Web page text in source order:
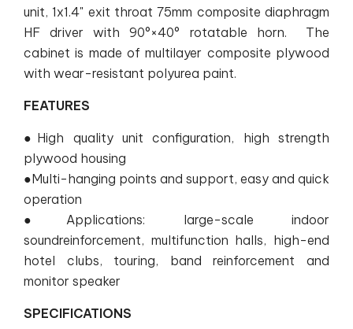
unit, 1x1.4" exit throat 75mm composite diaphragm
HF driver with 90°×40° rotatable horn. The
cabinet is made of multilayer composite plywood
with wear-resistant polyurea paint.
FEATURES
●High quality unit configuration, high strength
plywood housing
●Multi-hanging points and support, easy and quick
operation
●Applications: large-scale indoor
soundreinforcement, multifunction halls, high-end
hotel clubs, touring, band reinforcement and
monitor speaker
SPECIFICATIONS